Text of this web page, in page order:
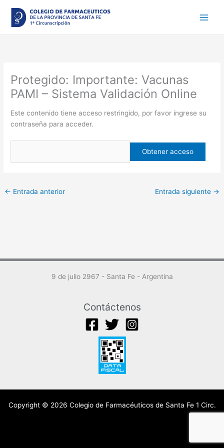
contenido
Protegido: Importante: Vacunas
PAMI – Sistema Validación Online
Este contenido tiene acceso restringido, por favor ingrese su
contraseña para acceder.
← Entrada anterior Entrada siguiente →
9 de julio 2967 - Santa Fe - Argentina
Contáctenos
Copyright © 2026 Colegio de Farmacéuticos de Santa Fe 1 Circ.